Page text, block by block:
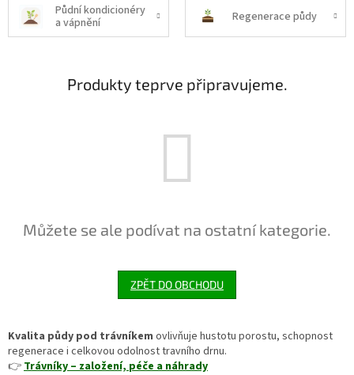
Půdní kondicionéry
a vápnění
Regenerace půdy
Produkty teprve připravujeme.
Můžete se ale podívat na ostatní kategorie.
ZPĚT DO OBCHODU
Kvalita půdy pod trávníkem ovlivňuje hustotu porostu, schopnost
regenerace i celkovou odolnost travního drnu.
👉 Trávníky – založení, péče a náhrady